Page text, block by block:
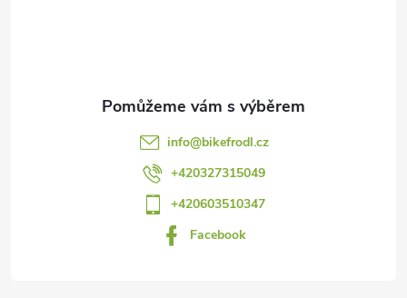
info@bikefrodl.cz
+420327315049
+420603510347
Facebook